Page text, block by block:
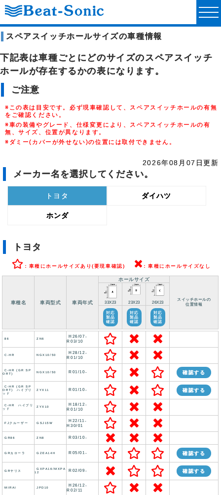
スペアスイッチホールサイズの車種情報
下記表は車種ごとにどのサイズのスペアスイッチ
ホールが存在するかの表になります。
ご注意
※この表は目安です。必ず現車確認して、スペアスイッチホールの有無
をご確認ください。
※車の装備やグレード、仕様変更により、スペアスイッチホールの有
無、サイズ、位置が異なります。
※ダミー(カバーが外せない)の位置には取付できません。
2026年08月07日更新
メーカー名を選択してください。
トヨタ ダイハツ
ホンダ
トヨタ
：車種にホールサイズあり(要現車確認) ：車種にホールサイズなし
車種名 車両型式 車両年式
ホールサイズ
スイッチホールの
位置情報
33X23 23X23 26X23
対応
製品
確認
対応
製品
確認
対応
製品
確認
86 ZN6
H26/07-
R03/10
C-HR NGX10/50
H28/12-
R01/10
C-HR (GR SP
ORT)
NGX10/50 R01/10- 確認する
C-HR (GR SP
ORT) ハイブリ
ッド
ZYX11 R01/10- 確認する
C-HR ハイブリ
ッド
ZYX10
H18/12-
R01/10
FJクルーザー GSJ15W
H22/11-
H30/01
GR86 ZN8 R03/10-
GRカローラ GZEA14H R05/01- 確認する
GRヤリス
GXPA16/MXPA
12
R02/09- 確認する
MIRAI JPD10
H26/12-
R02/11